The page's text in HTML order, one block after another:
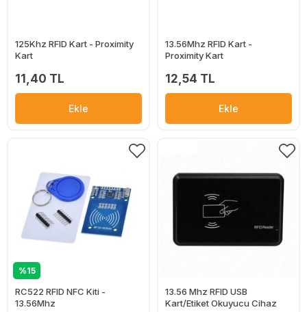
125Khz RFID Kart - Proximity
Kart
11,40 TL
Ekle
13.56Mhz RFID Kart -
Proximity Kart
12,54 TL
Ekle
%15
RC522 RFID NFC Kiti -
13.56Mhz
13.56 Mhz RFID USB
Kart/Etiket Okuyucu Cihaz